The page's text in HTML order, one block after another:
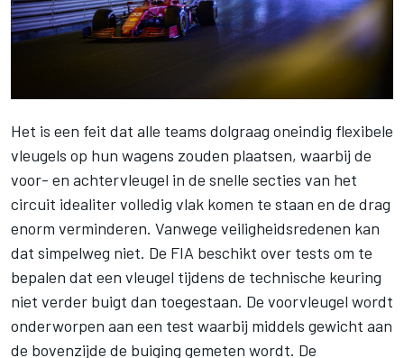
Het is een feit dat alle teams dolgraag oneindig flexibele
vleugels op hun wagens zouden plaatsen, waarbij de
voor- en achtervleugel in de snelle secties van het
circuit idealiter volledig vlak komen te staan en de drag
enorm verminderen. Vanwege veiligheidsredenen kan
dat simpelweg niet. De FIA beschikt over tests om te
bepalen dat een vleugel tijdens de technische keuring
niet verder buigt dan toegestaan. De voorvleugel wordt
onderworpen aan een test waarbij middels gewicht aan
de bovenzijde de buiging gemeten wordt. De